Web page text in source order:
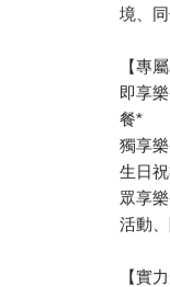
境、
【專
即享
餐*
獨享
生日
眾享
活動
【實